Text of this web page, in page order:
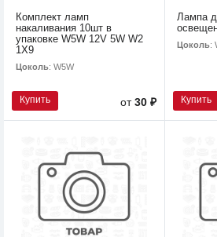
Комплект ламп
накаливания 10шт в
упаковке W5W 12V 5W W2
1X9
Цоколь: W5W
Купить от30 ₽
Лампа
Цоколь:
Купить